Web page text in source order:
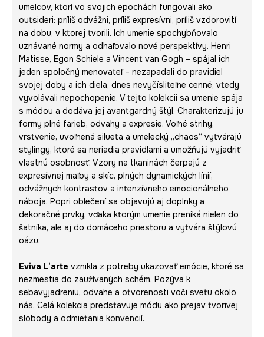
umelcov, ktorí vo svojich epochách fungovali ako
outsideri: príliš odvážni, príliš expresívni, príliš vzdorovití
na dobu, v ktorej tvorili. Ich umenie spochybňovalo
uznávané normy a odhaľovalo nové perspektívy. Henri
Matisse, Egon Schiele a Vincent van Gogh – spájal ich
jeden spoločný menovateľ – nezapadali do pravidiel
svojej doby a ich diela, dnes nevyčísliteľne cenné, vtedy
vyvolávali nepochopenie. V tejto kolekcii sa umenie spája
s módou a dodáva jej avantgardný štýl. Charakterizujú ju
formy plné farieb, odvahy a expresie. Voľné strihy,
vrstvenie, uvoľnená silueta a umelecký „chaos“ vytvárajú
stylingy, ktoré sa neriadia pravidlami a umožňujú vyjadriť
vlastnú osobnosť. Vzory na tkaninách čerpajú z
expresívnej maľby a skíc, plných dynamických línií,
odvážnych kontrastov a intenzívneho emocionálneho
náboja. Popri oblečení sa objavujú aj doplnky a
dekoračné prvky, vďaka ktorým umenie preniká nielen do
šatníka, ale aj do domáceho priestoru a vytvára štýlovú
oázu.
Eviva L’arte vznikla z potreby ukazovať emócie, ktoré sa
nezmestia do zaužívaných schém. Pozýva k
sebavyjadreniu, odvahe a otvorenosti voči svetu okolo
nás. Celá kolekcia predstavuje módu ako prejav tvorivej
slobody a odmietania konvencií.